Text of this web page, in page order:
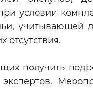
условии
учитывающей
отсутствия.
получить